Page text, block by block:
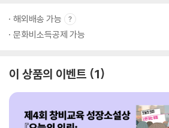
해외배송 가능
문화비소득공제 가능
이 상품의 이벤트 1